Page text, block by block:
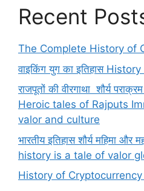
Recent
The Complete History of
वाइकिंग युग का इतिहास
राजपूतों की वीरगाथा शौर्य
Heroic tales of Rajputs
valor and culture
भारतीय इतिहास शौर्य महिमा और
history is a tale of valor
History of